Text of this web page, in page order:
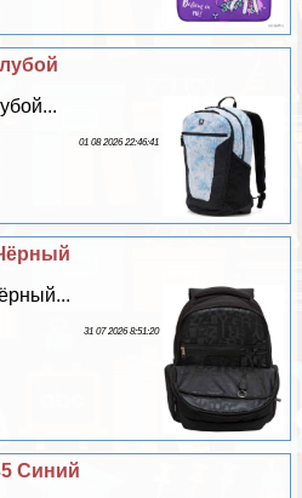
01 08 2026 22:46:41
31 07 2026 8:51:20
Синий